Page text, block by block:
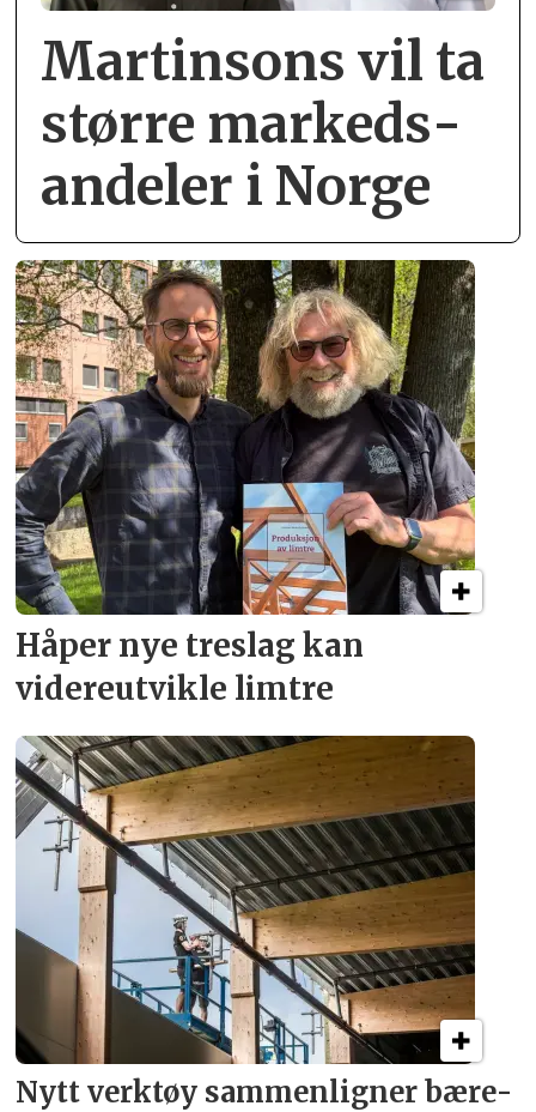
Martinsons vil ta
større markeds­
andeler i Norge
Håper nye treslag kan
videreutvikle limtre
Nytt verktøy sammenligner bære­